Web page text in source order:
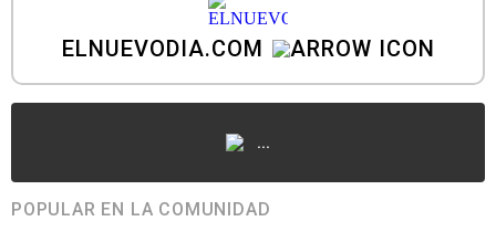
ELNUEVODIA.COM
...
POPULAR EN LA COMUNIDAD